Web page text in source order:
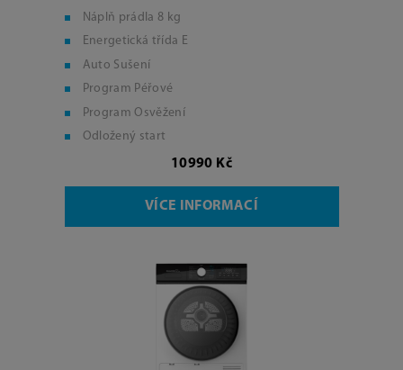
Náplň prádla 8 kg
Energetická třída E
Auto Sušení
Program Péřové
Program Osvěžení
Odložený start
10990 Kč
VÍCE INFORMACÍ